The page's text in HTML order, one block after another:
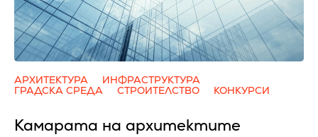
АРХИТЕКТУРА
ИНФРАСТРУКТУРА
ГРАДСКА СРЕДА
СТРОИТЕЛСТВО КОНКУРСИ
Камарата на архитектите